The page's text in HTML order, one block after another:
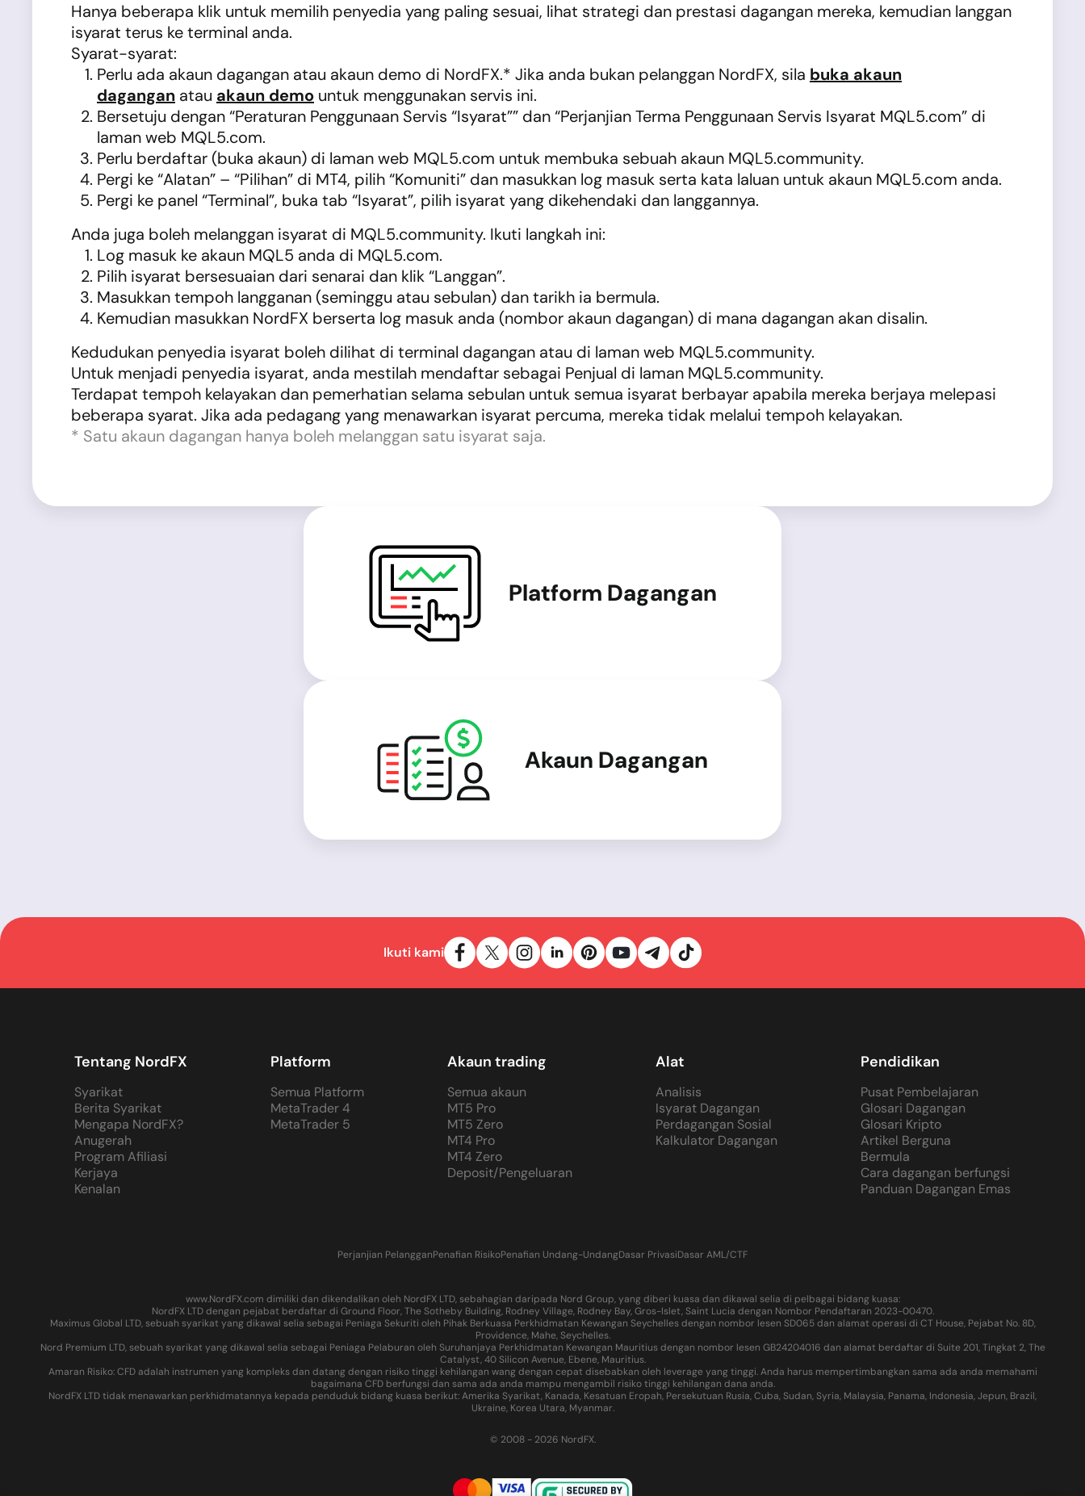
Hanya beberapa klik untuk memilih penyedia yang paling sesuai, lihat strategi dan prestasi dagangan mereka, kemudian langgan
isyarat terus ke terminal anda.
Syarat-syarat:
Perlu ada akaun dagangan atau akaun demo di NordFX.* Jika anda bukan pelanggan NordFX, sila buka akaun
dagangan atau akaun demo untuk menggunakan servis ini.
Bersetuju dengan “Peraturan Penggunaan Servis “Isyarat”” dan “Perjanjian Terma Penggunaan Servis Isyarat MQL5.com” di
laman web MQL5.com.
Perlu berdaftar (buka akaun) di laman web MQL5.com untuk membuka sebuah akaun MQL5.community.
Pergi ke “Alatan” – “Pilihan” di MT4, pilih “Komuniti” dan masukkan log masuk serta kata laluan untuk akaun MQL5.com anda.
Pergi ke panel “Terminal”, buka tab “Isyarat”, pilih isyarat yang dikehendaki dan langgannya.
Anda juga boleh melanggan isyarat di MQL5.community. Ikuti langkah ini:
Log masuk ke akaun MQL5 anda di MQL5.com.
Pilih isyarat bersesuaian dari senarai dan klik “Langgan”.
Masukkan tempoh langganan (seminggu atau sebulan) dan tarikh ia bermula.
Kemudian masukkan NordFX berserta log masuk anda (nombor akaun dagangan) di mana dagangan akan disalin.
Kedudukan penyedia isyarat boleh dilihat di terminal dagangan atau di laman web MQL5.community.
Untuk menjadi penyedia isyarat, anda mestilah mendaftar sebagai Penjual di laman MQL5.community.
Terdapat tempoh kelayakan dan pemerhatian selama sebulan untuk semua isyarat berbayar apabila mereka berjaya melepasi
beberapa syarat. Jika ada pedagang yang menawarkan isyarat percuma, mereka tidak melalui tempoh kelayakan.
* Satu akaun dagangan hanya boleh melanggan satu isyarat saja.
Platform Dagangan
Akaun Dagangan
Ikuti kami
Tentang NordFX
Syarikat
Berita Syarikat
Mengapa NordFX?
Anugerah
Program Afiliasi
Kerjaya
Kenalan
Platform
Semua Platform
MetaTrader 4
MetaTrader 5
Akaun trading
Semua akaun
MT5 Pro
MT5 Zero
MT4 Pro
MT4 Zero
Deposit/Pengeluaran
Alat
Analisis
Isyarat Dagangan
Perdagangan Sosial
Kalkulator Dagangan
Pendidikan
Pusat Pembelajaran
Glosari Dagangan
Glosari Kripto
Artikel Berguna
Bermula
Cara dagangan berfungsi
Panduan Dagangan Emas
Perjanjian PelangganPenafian RisikoPenafian Undang-UndangDasar PrivasiDasar AML/CTF
www.NordFX.com dimiliki dan dikendalikan oleh NordFX LTD, sebahagian daripada Nord Group, yang diberi kuasa dan dikawal selia di pelbagai bidang kuasa:
NordFX LTD dengan pejabat berdaftar di Ground Floor, The Sotheby Building, Rodney Village, Rodney Bay, Gros-Islet, Saint Lucia dengan Nombor Pendaftaran 2023-00470.
Maximus Global LTD, sebuah syarikat yang dikawal selia sebagai Peniaga Sekuriti oleh Pihak Berkuasa Perkhidmatan Kewangan Seychelles dengan nombor lesen SD065 dan alamat operasi di CT House, Pejabat No. 8D,
Providence, Mahe, Seychelles.
Nord Premium LTD, sebuah syarikat yang dikawal selia sebagai Peniaga Pelaburan oleh Suruhanjaya Perkhidmatan Kewangan Mauritius dengan nombor lesen GB24204016 dan alamat berdaftar di Suite 201, Tingkat 2, The
Catalyst, 40 Silicon Avenue, Ebene, Mauritius.
Amaran Risiko: CFD adalah instrumen yang kompleks dan datang dengan risiko tinggi kehilangan wang dengan cepat disebabkan oleh leverage yang tinggi. Anda harus mempertimbangkan sama ada anda memahami
bagaimana CFD berfungsi dan sama ada anda mampu mengambil risiko tinggi kehilangan dana anda.
NordFX LTD tidak menawarkan perkhidmatannya kepada penduduk bidang kuasa berikut: Amerika Syarikat, Kanada, Kesatuan Eropah, Persekutuan Rusia, Cuba, Sudan, Syria, Malaysia, Panama, Indonesia, Jepun, Brazil,
Ukraine, Korea Utara, Myanmar.
© 2008 - 2026 NordFX.